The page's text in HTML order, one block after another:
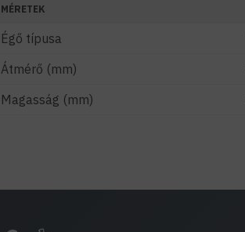
MÉRETEK
Égő típusa
Átmérő (mm)
Magasság (mm)